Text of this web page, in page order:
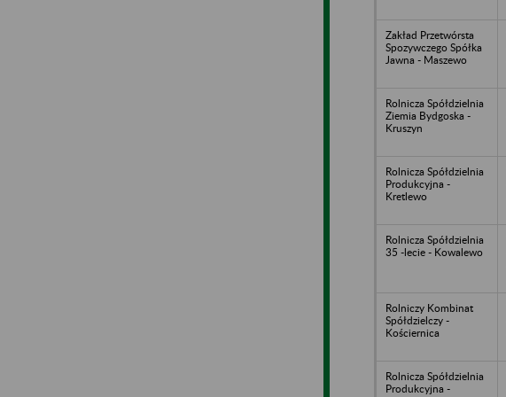
Zakład Przetwórsta
Spozywczego Spółka
Jawna - Maszewo
Rolnicza Spółdzielnia
Ziemia Bydgoska -
Kruszyn
Rolnicza Spółdzielnia
Produkcyjna -
Kretlewo
Rolnicza Spółdzielnia
35 -lecie - Kowalewo
Rolniczy Kombinat
Spółdzielczy -
Kościernica
Rolnicza Spółdzielnia
Produkcyjna -